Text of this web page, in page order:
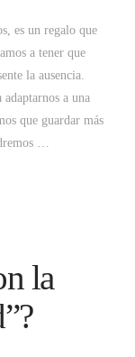
es un regalo que
a tener que
la ausencia.
a una
que guardar más
…
la